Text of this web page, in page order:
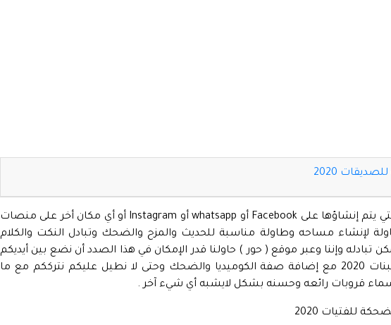
2020
القروبات هي المجموعات التي يتم إنشاؤها على Facebook أو whatsapp أو Instagram أو أي مكان أخر على منصات
لإنشاء مساحه وطاولة مناسبة للحديث والمزح والضحك وتبادل النكت والكلام
تبادله وإننا وعبر موقع ( حور ) حاولنا قدر الإمكان في هذا الصدد أن نضع بين أيديكم
أسماء قروبات مضحكه للبنات 2020 مع إضافة صفة الكوميديا والضحك وحتى لا نطيل عليكم نترككم مع ما
قروبات رائعه وحسنه بشكل لايشبه أي شيء آخر .
للفتيات 2020